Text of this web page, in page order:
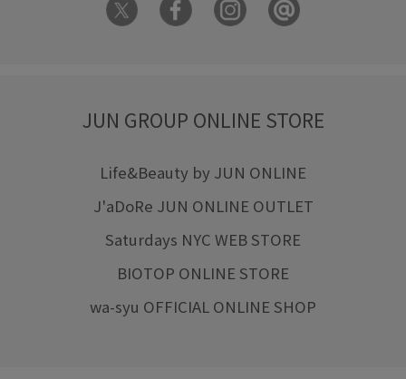
JUN GROUP ONLINE STORE
Life&Beauty by JUN ONLINE
J'aDoRe JUN ONLINE OUTLET
Saturdays NYC WEB STORE
BIOTOP ONLINE STORE
wa-syu OFFICIAL ONLINE SHOP